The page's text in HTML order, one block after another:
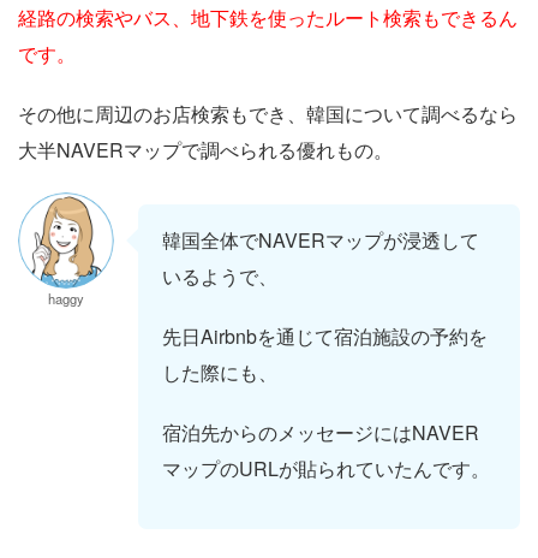
経路の検索やバス、地下鉄を使ったルート検索もできるん
です。
その他に周辺のお店検索もでき、韓国について調べるなら
大半NAVERマップで調べられる優れもの。
haggy
韓国全体でNAVERマップが浸透して
いるようで、
先日Airbnbを通じて宿泊施設の予約を
した際にも、
宿泊先からのメッセージにはNAVER
マップのURLが貼られていたんです。